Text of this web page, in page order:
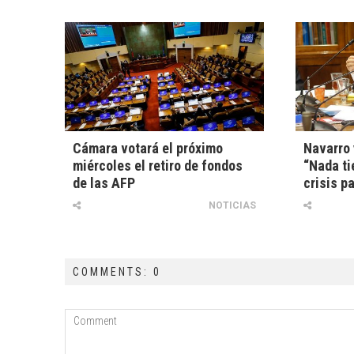
Cámara votará el próximo
miércoles el retiro de fondos
de las AFP
NOTICIAS
“Nada
crisis
COMMENTS: 0